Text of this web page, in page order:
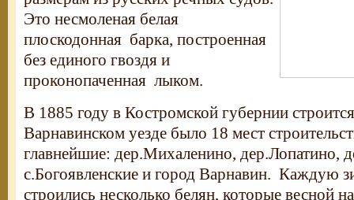
Это несмоленая белая
плоскодонная барка, построенная
без единого гвоздя и
проконопаченная лыком.
В 1885 году в Костромской губернии
Варнавинском уезде было 18 мест
главнейшие: дер.Михаленино, дер.Лопатино,
с.Богоявленские и город Варнавин. Каждую
строились несколько белян, которые весной